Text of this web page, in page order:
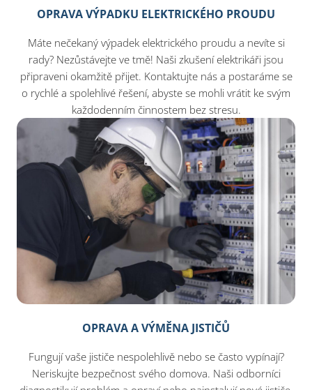
OPRAVA VÝPADKU ELEKTRICKÉHO PROUDU
Máte nečekaný výpadek elektrického proudu a nevíte si
rady? Nezůstávejte ve tmě! Naši zkušení elektrikáři jsou
připraveni okamžitě přijet. Kontaktujte nás a postaráme se
o rychlé a spolehlivé řešení, abyste se mohli vrátit ke svým
každodenním činnostem bez stresu.
OPRAVA A VÝMĚNA JISTIČŮ
Fungují vaše jističe nespolehlivě nebo se často vypínají?
Neriskujte bezpečnost svého domova. Naši odborníci